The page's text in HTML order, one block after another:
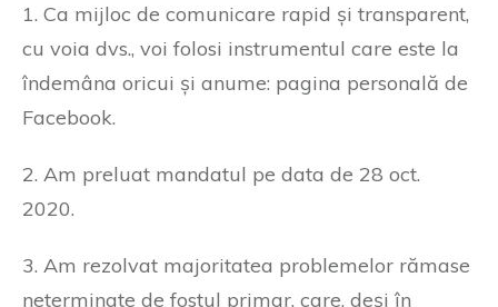
1. Ca mijloc de comunicare rapid și transparent,
cu voia dvs., voi folosi instrumentul care este la
îndemâna oricui și anume: pagina personală de
Facebook.
2. Am preluat mandatul pe data de 28 oct.
2020.
3. Am rezolvat majoritatea problemelor rămase
neterminate de fostul primar, care, deși în